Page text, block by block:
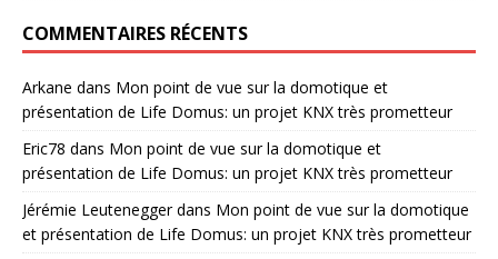
COMMENTAIRES RÉCENTS
Arkane dans Mon point de vue sur la domotique et
présentation de Life Domus: un projet KNX très prometteur
Eric78 dans Mon point de vue sur la domotique et
présentation de Life Domus: un projet KNX très prometteur
Jérémie Leuteneggerdans Mon point de vue sur la domotique
et présentation de Life Domus: un projet KNX très prometteur